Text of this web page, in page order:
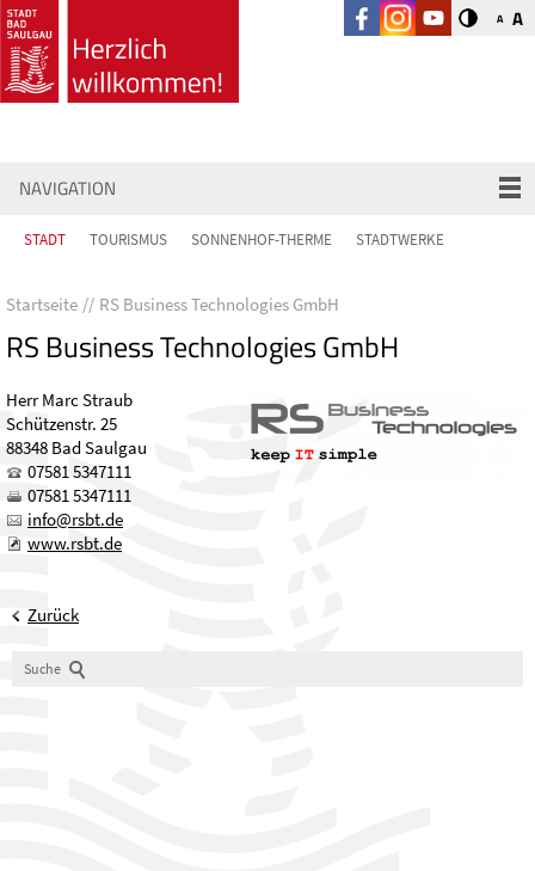
A A
NAVIGATION
STADT TOURISMUS SONNENHOF-THERME STADTWERKE
Startseite RS Business Technologies GmbH
RS Business Technologies GmbH
Herr Marc Straub
Schützenstr. 25
88348 Bad Saulgau
07581 5347111
07581 5347111
nf
rsbt d
www.rsbt.de
Zurück
Suche